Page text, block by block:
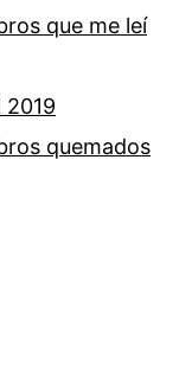
que me leí
2019
quemados